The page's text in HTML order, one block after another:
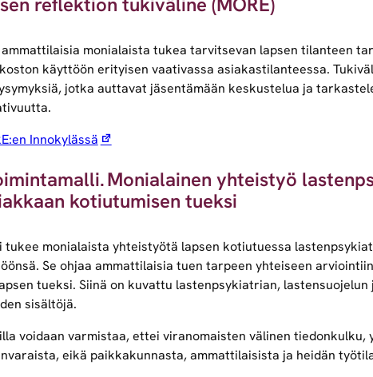
ammattilaisia monialaista tukea tarvitsevan lapsen tilanteen
käyttöön erityisen vaativassa asiakastilanteessa.
jotka auttavat jäsentämään keskustelua ja
Innokylässä
Monialainen yhteistyö
kotiutumisen tueksi
tukee monialaista yhteistyötä lapsen kotiutuessa
Se ohjaa ammattilaisia tuen tarpeen yhteiseen
tueksi. Siinä on kuvattu lastenpsykiatrian,
sisältöjä.
voidaan varmistaa, ettei viranomaisten välinen tiedonkulku,
eikä paikkakunnasta, ammattilaisista ja heidän